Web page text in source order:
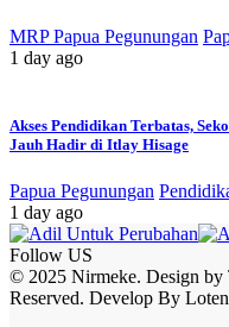
MRP Papua Pegunungan
1 day ago
Akses Pendidikan Terbatas,
Jauh Hadir di Itlay Hisage
Papua Pegunungan
1 day ago
Follow US
© 2025 Nirmeke. Design
Reserved. Develop By